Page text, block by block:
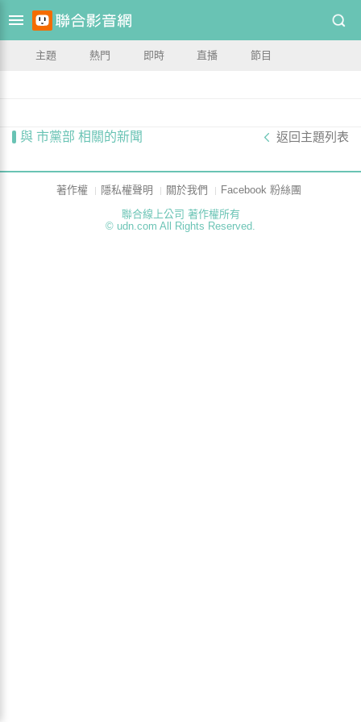
主題 熱門 即時 直播 節目
與 市黨部 相關的新聞 返回主題列表
著作權 隱私權聲明 關於我們
Facebook 粉絲團
聯合線上公司 著作權所有
© udn.com All Rights Reserved.